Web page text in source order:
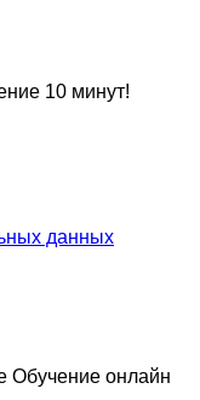
10 минут!
данных
Обучение онлайн